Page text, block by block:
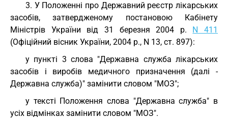
3. У Положенні про Державний реєстр лікарських
засобів, затвердженому постановою Кабінету
Міністрів України від 31 березня 2004 р. N 411
(Офіційний вісник України, 2004 р., N 13, ст. 897):
у пункті 3 слова "Державна служба лікарських
засобів і виробів медичного призначення (далі -
Державна служба)" замінити словом "МОЗ";
у тексті Положення слова "Державна служба" в
усіх відмінках замінити словом "МОЗ".